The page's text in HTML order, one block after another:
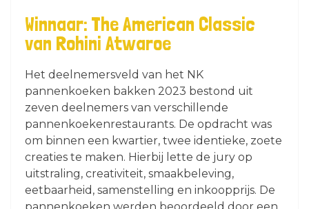
Winnaar: The American Classic
van Rohini Atwaroe
Het deelnemersveld van het NK
pannenkoeken bakken 2023 bestond uit
zeven deelnemers van verschillende
pannenkoekenrestaurants. De opdracht was
om binnen een kwartier, twee identieke, zoete
creaties te maken. Hierbij lette de jury op
uitstraling, creativiteit, smaakbeleving,
eetbaarheid, samenstelling en inkoopprijs. De